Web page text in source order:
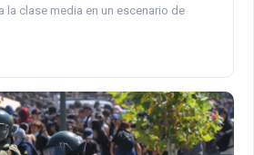
la clase media en un escenario de